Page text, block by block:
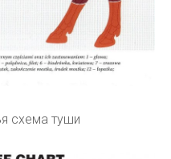
схема туши